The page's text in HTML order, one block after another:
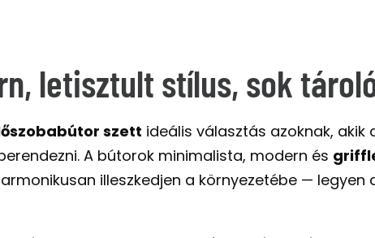
letisztult stílus, sok
szett ideális választás azoknak,
A bútorok minimalista, modern és
illeszkedjen a környezetébe — legyen